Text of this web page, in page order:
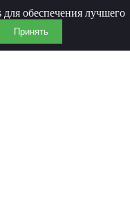
для обеспечения лучшего
Принять